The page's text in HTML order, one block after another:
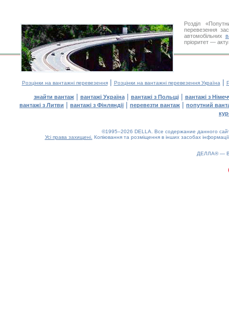
Розділ
перевезення
автомобільних
пріоритет —
Розцінки на вантажні перевезення| Розцінки на вантажні перевезення Україна |
знайти вантаж| вантажі Україна| вантажі з Польщі| вантажі з
вантажі з Литви | вантажі з Фінляндії| перевезти вантаж | попутний
©1995–2026 DELLA. Все содержание данного
Усі права захищені. Копіювання та розміщення в інших засобах
ДЕЛЛА® —